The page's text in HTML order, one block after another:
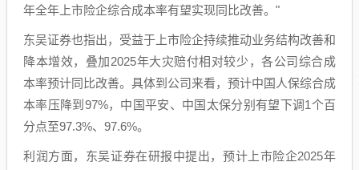
年全年上市险企综合成本率有望实现同比改善。"
东吴证券也指出，受益于上市险企持续推动业务结构改善和
降本增效，叠加2025年大灾赔付相对较少，各公司综合成
本率预计同比改善。具体到公司来看，预计中国人保综合成
本率压降到97%，中国平安、中国太保分别有望下调1个百
分点至97.3%、97.6%。
利润方面，东吴证券在研报中提出，预计上市险企2025年